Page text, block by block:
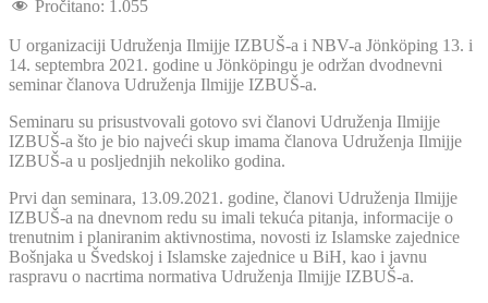
Pročitano: 1.055
U organizaciji Udruženja Ilmijje IZBUŠ-a i NBV-a Jönköping 13. i
14. septembra 2021. godine u Jönköpingu je održan dvodnevni
seminar članova Udruženja Ilmijje IZBUŠ-a.
Seminaru su prisustvovali gotovo svi članovi Udruženja Ilmijje
IZBUŠ-a što je bio najveći skup imama članova Udruženja Ilmijje
IZBUŠ-a u posljednjih nekoliko godina.
Prvi dan seminara, 13.09.2021. godine, članovi Udruženja Ilmijje
IZBUŠ-a na dnevnom redu su imali tekuća pitanja, informacije o
trenutnim i planiranim aktivnostima, novosti iz Islamske zajednice
Bošnjaka u Švedskoj i Islamske zajednice u BiH, kao i javnu
raspravu o nacrtima normativa Udruženja Ilmijje IZBUŠ-a.